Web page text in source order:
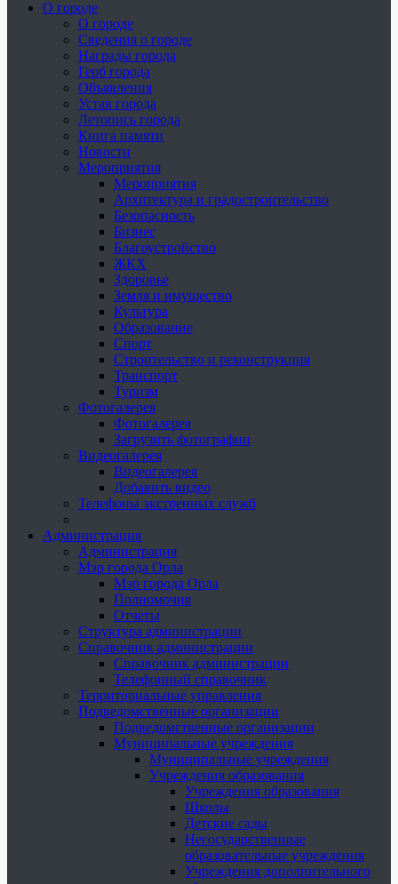
О городе
О городе
Сведения о городе
Награды города
Герб города
Объявления
Устав города
Летопись города
Книга памяти
Новости
Мероприятия
Мероприятия
Архитектура и градостроительство
Безопасность
Бизнес
Благоустройство
ЖКХ
Здоровье
Земля и имущество
Культура
Образование
Спорт
Строительство и реконструкция
Транспорт
Туризм
Фотогалерея
Фотогалерея
Загрузить фотографии
Видеогалерея
Видеогалерея
Добавить видео
Телефоны экстренных служб
Администрация
Администрация
Мэр города Орла
Мэр города Орла
Полномочия
Отчеты
Структура администрации
Справочник администрации
Справочник администрации
Телефонный справочник
Территориальные управления
Подведомственные организации
Подведомственные организации
Муниципальные учреждения
Муниципальные учреждения
Учреждения образования
Учреждения образования
Школы
Детские сады
Негосударственные
образовательные учреждения
Учреждения дополнительного